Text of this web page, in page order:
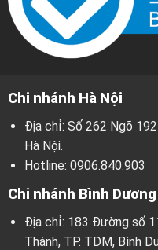
Chi nhánh Hà Nội
Địa chỉ: Số 262 Ngõ
Hà Nội.
Hotline: 0906.840.903
Chi nhánh Bình Dương
Địa chỉ: 183 Đường số
Thành, TP. TDM, Bình